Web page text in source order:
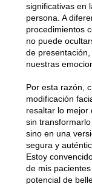
significativas en
persona. A
procedimientos
no puede
de
nuestras
Por esta razón,
modificación
resaltar lo mejor
sin
sino en una
segura y
Estoy
de mis
potencial de